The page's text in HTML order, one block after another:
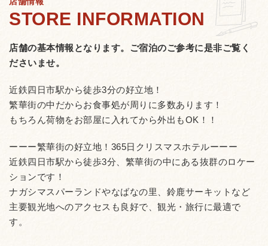
店舗の基本情報となります。 ご宿泊のご参考に是非ご覧く
ださいませ。
近鉄四日市駅から徒歩3分の好立地！
繁華街の中だからお食事処が周りに多数あります！
もちろん荷物をお部屋に入れてから外出もOK！！
ーーー繁華街の好立地！365日クリスマスホテルーーー
近鉄四日市駅から徒歩3分、繁華街の中にある抜群のロケー
ションです！
ナガシマスパーランドやなばなの里、鈴鹿サーキットなど
主要観光地へのアクセスも良好で、観光・旅行に最適で
す。